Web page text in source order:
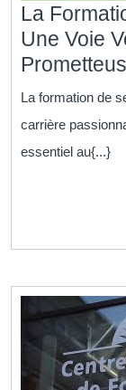
La
Une Voie
La formation de
carrière
essentiel au{...}